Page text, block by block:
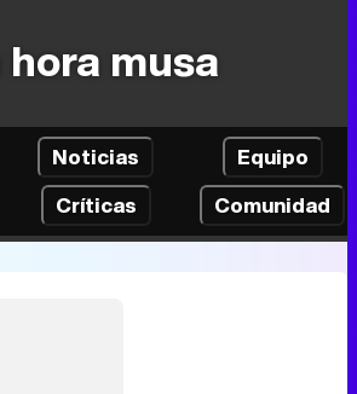
hora musa
Noticias
Equipo
Críticas Comunidad